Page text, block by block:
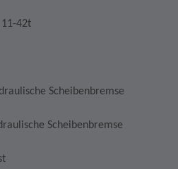
11-42t
Scheibenbremse
Scheibenbremse